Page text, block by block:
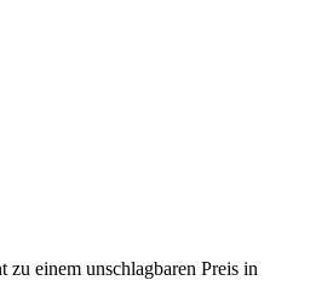
einem unschlagbaren Preis in